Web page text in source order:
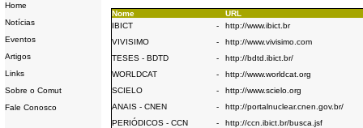
Home
Notícias
Eventos
Artigos
Links
Sobre o Comut
Fale Conosco
Nome
URL
IBICT
-
http://www.ibict.br
VIVISIMO
-
http://www.vivisimo.com
TESES - BDTD
-
http://bdtd.ibict.br/
WORLDCAT
-
http://www.worldcat.org
SCIELO
-
http://www.scielo.org
ANAIS - CNEN
-
http://portalnuclear.cnen.gov.br/
PERIÓDICOS - CCN
-
http://ccn.ibict.br/busca.jsf